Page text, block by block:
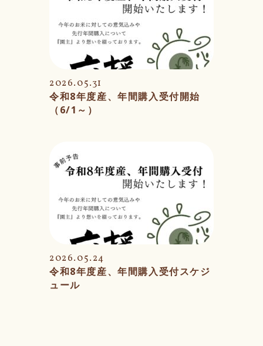
2026.05.31
令和8年度産、年間購入受付開始
（6/1～）
2026.05.24
令和8年度産、年間購入受付スケジ
ュール